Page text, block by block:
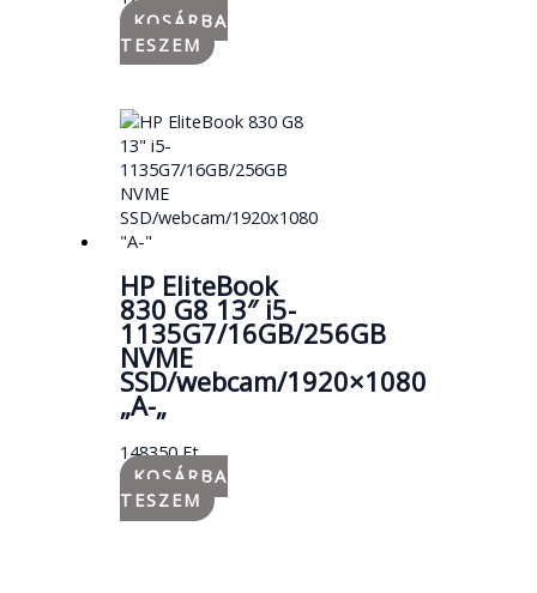
KOSÁRBA
TESZEM
HP EliteBook
830 G8 13″ i5-
1135G7/16GB/256GB
NVME
SSD/webcam/1920×1080
„A-„
148350Ft
KOSÁRBA
TESZEM